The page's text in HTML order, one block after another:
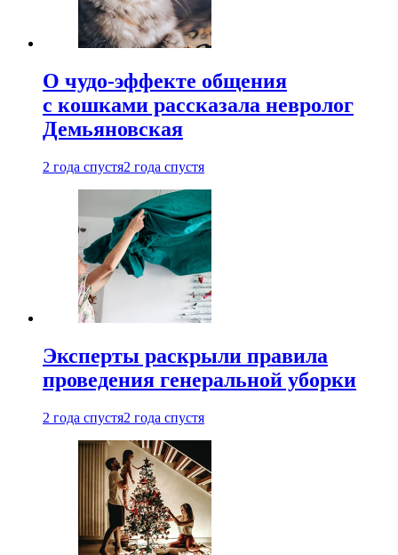
О чудо-эффекте общения
с кошками рассказала невролог
Демьяновская
2 года спустя2 года спустя
Эксперты раскрыли правила
проведения генеральной уборки
2 года спустя2 года спустя